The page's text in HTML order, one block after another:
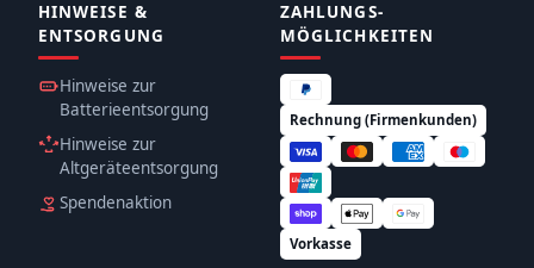
HINWEISE &
ENTSORGUNG
Hinweise zur
Batterieentsorgung
Hinweise zur
Altgeräteentsorgung
Spendenaktion
ZAHLUNGS­
MÖGLICHKEITEN
Rechnung (Firmenkunden)
Vorkasse